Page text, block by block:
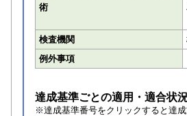
術
検査機関
例外事項
達成基準ごとの適用・適合状
※達成基準番号をクリックすると達